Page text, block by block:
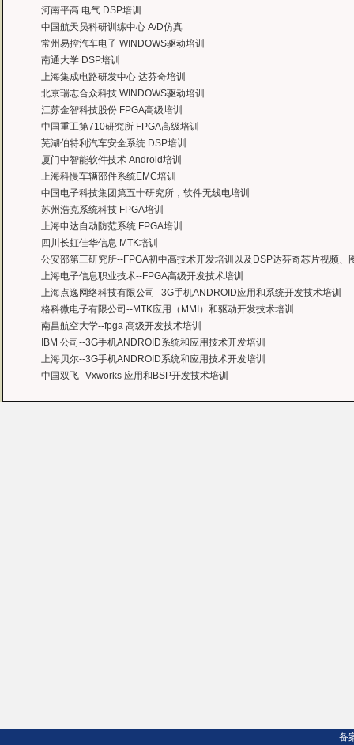
河南平高 电气 DSP培训
中国航天员科研训练中心 A/D仿真
常州易控汽车电子 WINDOWS驱动培训
南通大学 DSP培训
上海集成电路研发中心 达芬奇培训
北京瑞志合众科技 WINDOWS驱动培训
江苏金智科技股份 FPGA高级培训
中国重工第710研究所 FPGA高级培训
芜湖伯特利汽车安全系统 DSP培训
厦门中智能软件技术 Android培训
上海科慢车辆部件系统EMC培训
中国电子科技集团第五十研究所，软件无线电培训
苏州浩克系统科技 FPGA培训
上海申达自动防范系统 FPGA培训
四川长虹佳华信息 MTK培训
公安部第三研究所--FPGA初中高技术开发培训以及DSP达芬奇芯片视频、
上海电子信息职业技术--FPGA高级开发技术培训
上海点逸网络科技有限公司--3G手机ANDROID应用和系统开发技术培训
格科微电子有限公司--MTK应用（MMI）和驱动开发技术培训
南昌航空大学--fpga 高级开发技术培训
IBM 公司--3G手机ANDROID系统和应用技术开发培训
上海贝尔--3G手机ANDROID系统和应用技术开发培训
中国双飞--Vxworks 应用和BSP开发技术培训
备